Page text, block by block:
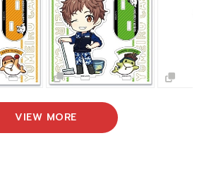
VIEW MORE